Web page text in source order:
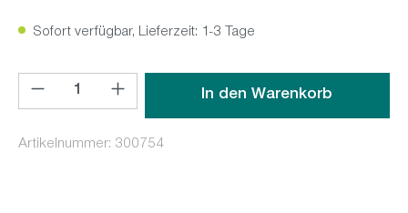
Sofort verfügbar, Lieferzeit: 1-3 Tage
Produkt Anzahl: Gib den gewünschten Wert ein oder
In den Warenkorb
Artikelnummer: 300754